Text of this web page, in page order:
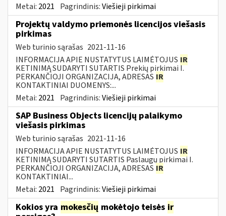
Metai: 2021 Pagrindinis:Viešieji pirkimai
Projektų valdymo priemonės licencijos viešasis
pirkimas
Web turinio sąrašas 2021-11-16
INFORMACIJA APIE NUSTATYTUS LAIMĖTOJUS IR
KETINIMĄ SUDARYTI SUTARTIS Prekių pirkimai I.
PERKANČIOJI ORGANIZACIJA, ADRESAS IR
KONTAKTINIAI DUOMENYS:...
Metai: 2021 Pagrindinis:Viešieji pirkimai
SAP Business Objects licencijų palaikymo
viešasis pirkimas
Web turinio sąrašas 2021-11-16
INFORMACIJA APIE NUSTATYTUS LAIMĖTOJUS IR
KETINIMĄ SUDARYTI SUTARTIS Paslaugų pirkimai I.
PERKANČIOJI ORGANIZACIJA, ADRESAS IR
KONTAKTINIAI...
Metai: 2021 Pagrindinis:Viešieji pirkimai
Kokios yra mokesčių mokėtojo teisės ir